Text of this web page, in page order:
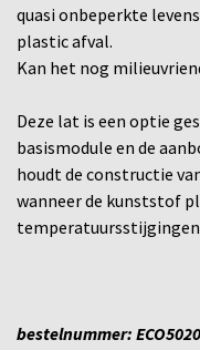
quasi onbeperkte
plastic afval.
Kan het nog
Deze lat is een optie
basismodule en de
houdt de constructie
wanneer de kunststof
bestelnummer: ECO5020